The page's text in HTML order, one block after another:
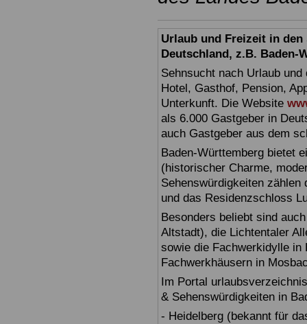
Urlaub und Freizeit in
Deutschland, z.B. Baden-
Sehnsucht nach Urlaub
Hotel, Gasthof, Pension,
Unterkunft. Die Website
als 6.000 Gastgeber in
auch Gastgeber aus dem
Baden-Württemberg bietet
(historischer Charme,
Sehenswürdigkeiten
und das Residenzschloss
Besonders beliebt sind
Altstadt), die Lichtentaler
sowie die Fachwerkidylle in
Fachwerkhäusern in
Im Portal
& Sehenswürdigkeiten in
- Heidelberg (bekannt für